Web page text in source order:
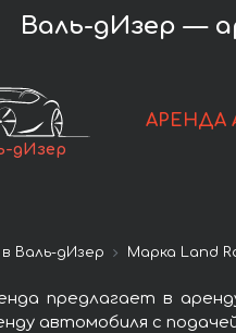
Валь-дИзер —
дИзер
АРЕНДА
Валь-дИзер Марка Land
предлагает в
автомобиля с